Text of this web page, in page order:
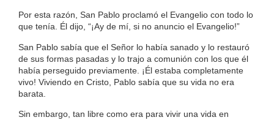
Por esta razón, San Pablo proclamó el Evangelio con todo lo
que tenía. Él dijo, “¡Ay de mí, si no anuncio el Evangelio!”
San Pablo sabía que el Señor lo había sanado y lo restauró
de sus formas pasadas y lo trajo a comunión con los que él
había perseguido previamente. ¡Él estaba completamente
vivo! Viviendo en Cristo, Pablo sabía que su vida no era
barata.
Sin embargo, tan libre como era para vivir una vida en